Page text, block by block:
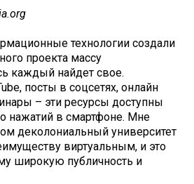
технологии создали
проекта массу
каждый найдет свое.
посты в соцсетях, онлайн
– эти ресурсы доступны
нажатий в смартфоне. Мне
деколониальный университет
виртуальным, и это
широкую публичность и